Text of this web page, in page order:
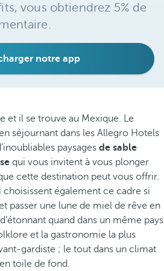
vous obtiendrez 5% de
notre app
et il se trouve au Mexique. Le
séjournant dans les Allegro Hotels
paysages de sable
qui vous invitent à vous plonger
cette destination peut vous offrir.
également ce cadre si
passer une lune de miel de rêve en
quand dans un même pays
et la gastronomie la plus
gardiste ; le tout dans un climat
toile de fond.